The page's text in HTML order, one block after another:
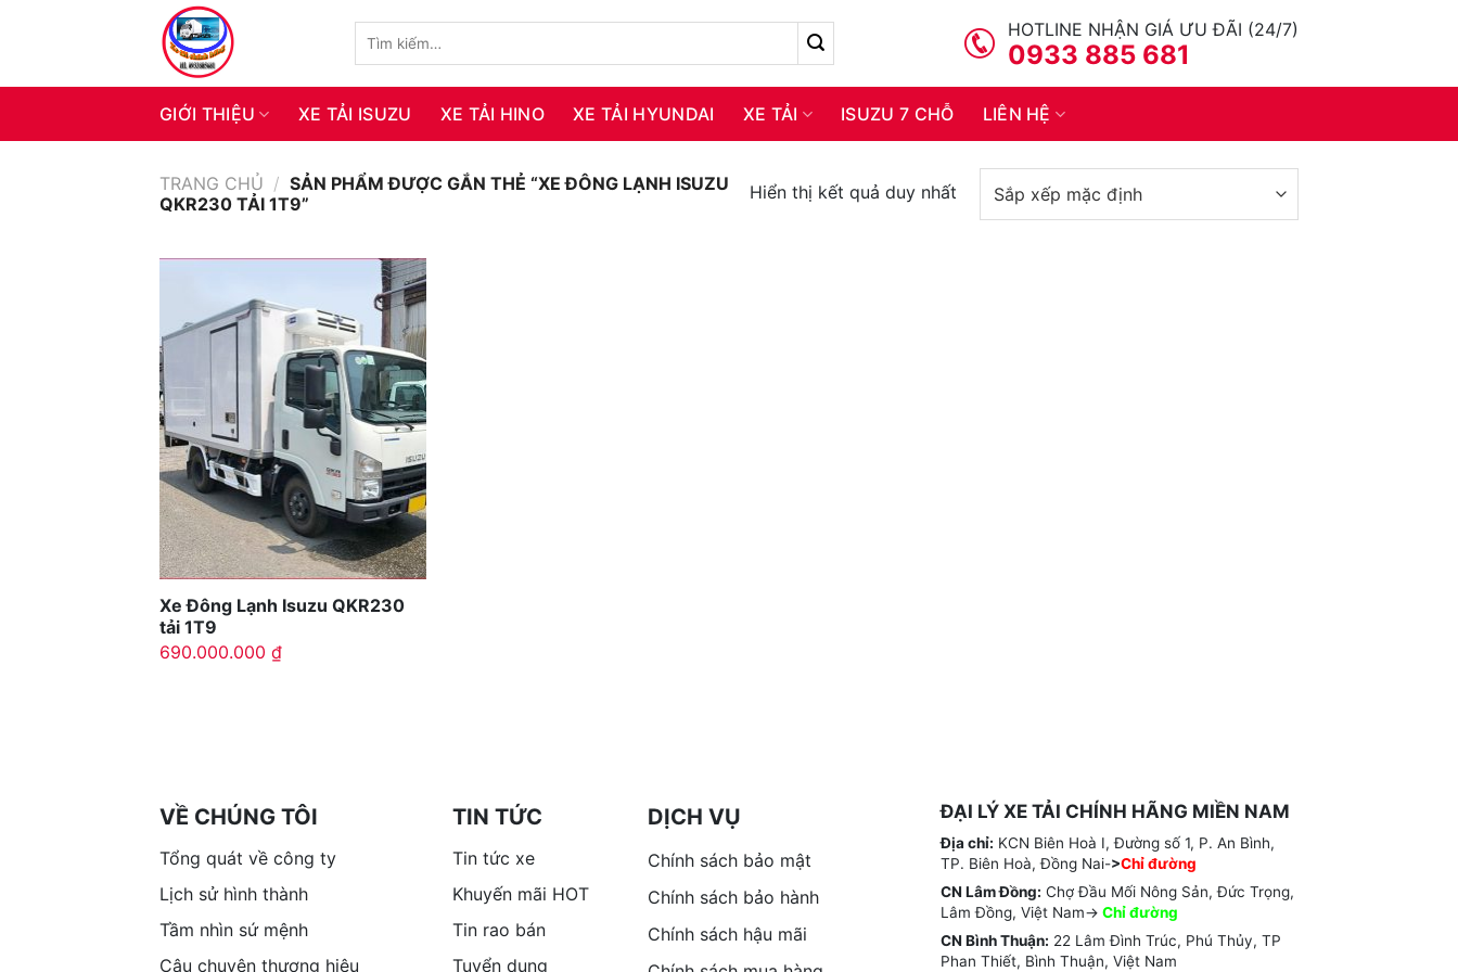
kiếm:
HOTLINE NHẬN GIÁ ƯU ĐÃI (24/7)
0933 885 681
GIỚI THIỆU XE TẢI ISUZU XE TẢI HINO XE TẢI HYUNDAI XE TẢI ISUZU 7 CHỖ LIÊN HỆ
TRANG CHỦ / SẢN PHẨM ĐƯỢC GẮN THẺ “XE ĐÔNG LẠNH ISUZU
QKR230 TẢI 1T9”
Hiển thị kết quả duy nhất
Xe Đông Lạnh Isuzu QKR230
tải 1T9
690.000.000 ₫
VỀ CHÚNG TÔI
Tổng quát về công ty
Lịch sử hình thành
Tầm nhìn sứ mệnh
Câu chuyện thương hiệu
TIN TỨC
Tin tức xe
Khuyến mãi HOT
Tin rao bán
Tuyển dụng
DỊCH VỤ
Chính sách bảo mật
Chính sách bảo hành
Chính sách hậu mãi
ĐẠI LÝ XE TẢI CHÍNH HÃNG MIỀN NAM
Địa chỉ: KCN Biên Hoà I, Đường số 1, P. An Bình,
TP. Biên Hoà, Đồng Nai->Chỉ đường
CN Lâm Đồng: Chợ Đầu Mối Nông Sản, Đức Trọng,
Lâm Đồng, Việt Nam-> Chỉđường
CN Bình Thuận: 22 Lâm Đình Trúc, Phú Thủy, TP
Phan Thiết, Bình Thuận, Việt Nam